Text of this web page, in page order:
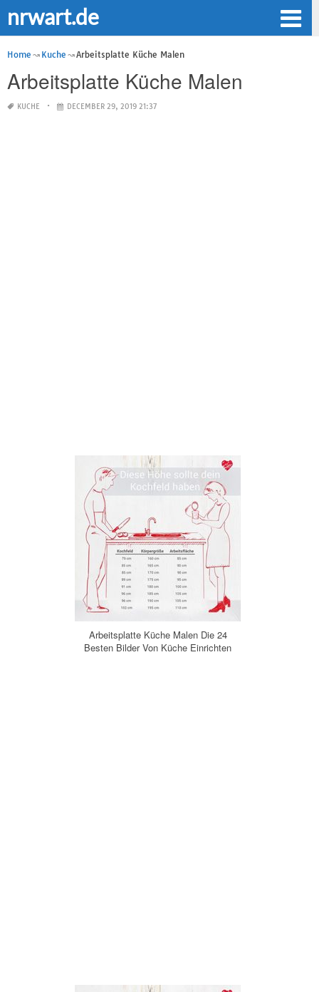
nrwart.de
Home Kuche Arbeitsplatte Küche Malen
Arbeitsplatte Küche Malen
KUCHE DECEMBER 29, 2019 21:37
Arbeitsplatte Küche Malen Die 24
Besten Bilder Von Küche Einrichten